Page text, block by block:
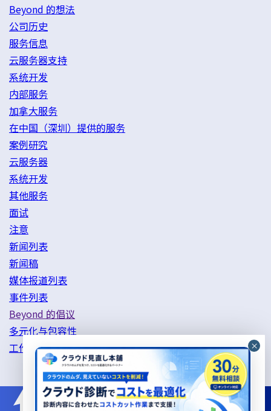
Beyond 的想法
公司历史
服务信息
云服务器支持
系统开发
内部服务
加拿大服务
在中国（深圳）提供的服务
案例研究
云服务器
系统开发
其他服务
面试
注意
新闻列表
新闻稿
媒体报道列表
事件列表
Beyond 的倡议
多元化与包容性
工作方式改革举措